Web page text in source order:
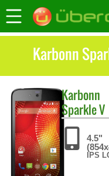
Karbonn
Karbonn
Sparkle V
4.5"
IPS